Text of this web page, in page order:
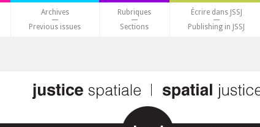
Archives
Previous issues
Rubriques
Sections
Écrire dans JSSJ
Publishing in JSSJ